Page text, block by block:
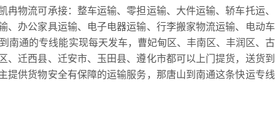
冉物流可承接：整车运输、零担运输、大件运输、轿车托运
、办公家具运输、电子电器运输、行李搬家物流运输、电动
南通的专线能实现每天发车，曹妃甸区、丰南区、丰润区、
、迁西县、迁安市、玉田县、遵化市都可以上门提货，送货
提供货物安全有保障的运输服务，那唐山到南通这条快运专